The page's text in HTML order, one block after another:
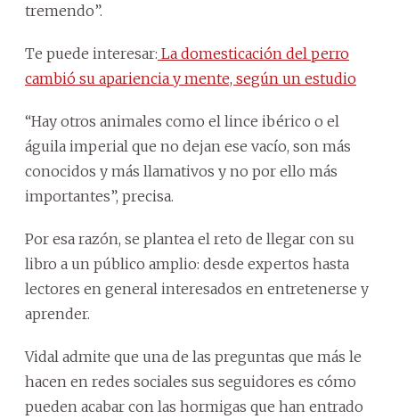
tremendo”.
Te puede interesar: La domesticación del perro
cambió su apariencia y mente, según un estudio
“Hay otros animales como el lince ibérico o el
águila imperial que no dejan ese vacío, son más
conocidos y más llamativos y no por ello más
importantes”, precisa.
Por esa razón, se plantea el reto de llegar con su
libro a un público amplio: desde expertos hasta
lectores en general interesados en entretenerse y
aprender.
Vidal admite que una de las preguntas que más le
hacen en redes sociales sus seguidores es cómo
pueden acabar con las hormigas que han entrado